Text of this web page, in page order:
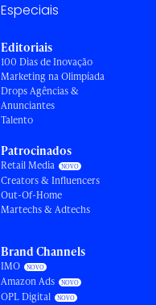
Especiais
Editoriais
100 Dias de Inovação
Marketing na Olimpíada
Drops Agências &
Anunciantes
Talento
Patrocinados
Retail Media
Creators & Influencers
Out-Of-Home
Martechs & Adtechs
Brand Channels
IMO
Amazon Ads
OPL Digital